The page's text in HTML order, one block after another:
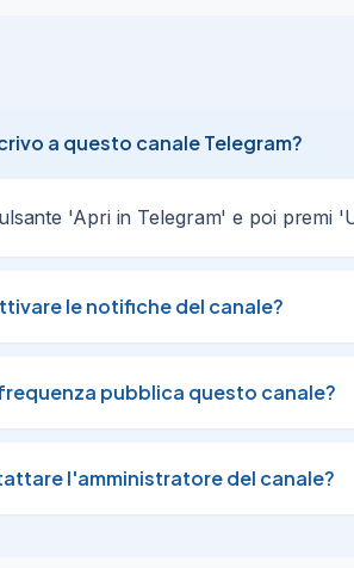
a questo canale Telegram?
'Apri in Telegram' e poi premi
le notifiche del canale?
pubblica questo canale?
l'amministratore del canale?